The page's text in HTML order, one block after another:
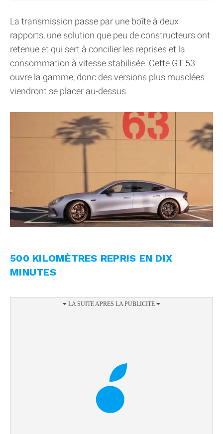
La transmission passe par une boîte à deux
rapports, une solution que peu de constructeurs ont
retenue et qui sert à concilier les reprises et la
consommation à vitesse stabilisée. Cette GT 53
ouvre la gamme, donc des versions plus musclées
viendront se placer au-dessus.
500 KILOMÈTRES REPRIS EN DIX
MINUTES